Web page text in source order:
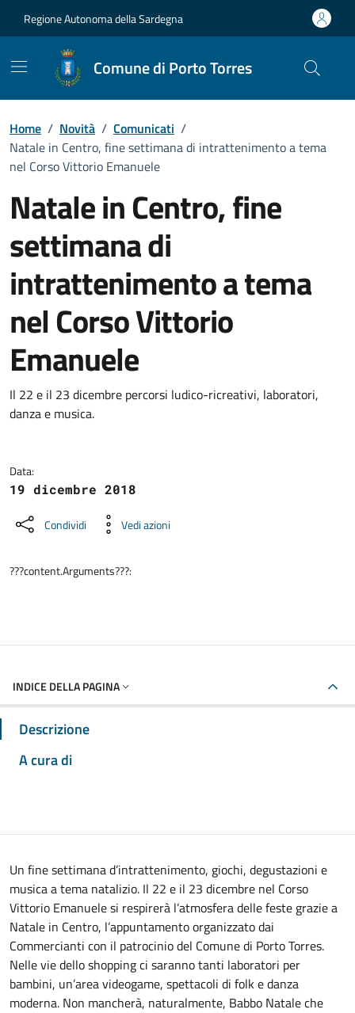
Regione Autonoma della Sardegna
Comune di Porto Torres
Home / Novità / Comunicati /
Natale in Centro, fine settimana di intrattenimento a tema
nel Corso Vittorio Emanuele
Natale in Centro, fine
settimana di
intrattenimento a tema
nel Corso Vittorio
Emanuele
Dettagli della notizia
Il 22 e il 23 dicembre percorsi ludico-ricreativi, laboratori,
danza e musica.
Data:
19 dicembre 2018
Condividi Vedi azioni
???content.Arguments???:
INDICE DELLA PAGINA
Descrizione
A cura di
Un fine settimana d’intrattenimento, giochi, degustazioni e
musica a tema natalizio. Il 22 e il 23 dicembre nel Corso
Vittorio Emanuele si respirerà l’atmosfera delle feste grazie a
Natale in Centro, l’appuntamento organizzato dai
Commercianti con il patrocinio del Comune di Porto Torres.
Nelle vie dello shopping ci saranno tanti laboratori per
bambini, un’area videogame, spettacoli di folk e danza
moderna. Non mancherà, naturalmente, Babbo Natale che